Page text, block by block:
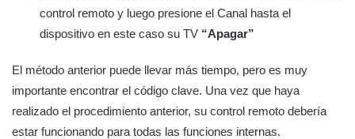
control remoto y luego presione el Canal hasta el
dispositivo en este caso su TV “Apagar”
El método anterior puede llevar más tiempo, pero es muy
importante encontrar el código clave. Una vez que haya
realizado el procedimiento anterior, su control remoto debería
estar funcionando para todas las funciones internas.